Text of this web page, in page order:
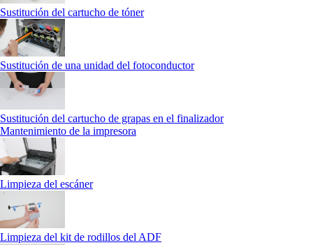
Sustitución del cartucho de tóner
Sustitución de una unidad del fotoconductor
Sustitución del cartucho de grapas en el finalizador
Mantenimiento de la impresora
Limpieza del escáner
Limpieza del kit de rodillos del ADF